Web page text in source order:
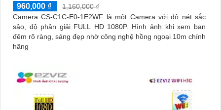
960,000 ₫
1,160,000 ₫
Camera CS-C1C-E0-1E2WF là một Camera với độ nét sắc
sảo, độ phân giải FULL HD 1080P. Hình ảnh khi xem ban
đêm rõ ràng, sáng đẹp nhờ công nghệ hồng ngoại 10m chính
hãng